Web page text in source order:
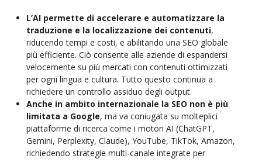
L’AI permette di accelerare e automatizzare la
traduzione e la localizzazione dei contenuti,
riducendo tempi e costi, e abilitando una SEO globale
più efficiente. Ciò consente alle aziende di espandersi
velocemente su più mercati con contenuti ottimizzati
per ogni lingua e cultura. Tutto questo continua a
richiedere un controllo assiduo degli output.
Anche in ambito internazionale la SEO non è più
limitata a Google, ma va coniugata su molteplici
piattaforme di ricerca come i motori AI (ChatGPT,
Gemini, Perplexity, Claude), YouTube, TikTok, Amazon,
richiedendo strategie multi-canale integrate per